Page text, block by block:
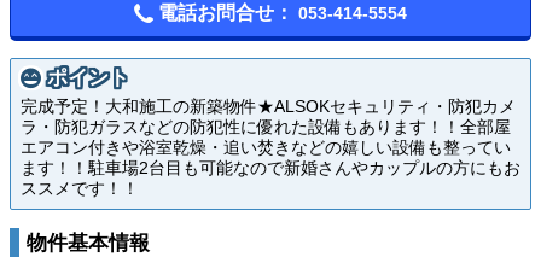
電話お問合せ： 053-414-5554
ポイント
完成予定！大和施工の新築物件★ALSOKセキュリティ・防犯カメ
ラ・防犯ガラスなどの防犯性に優れた設備もあります！！全部屋
エアコン付きや浴室乾燥・追い焚きなどの嬉しい設備も整ってい
ます！！駐車場2台目も可能なので新婚さんやカップルの方にもお
ススメです！！
物件基本情報